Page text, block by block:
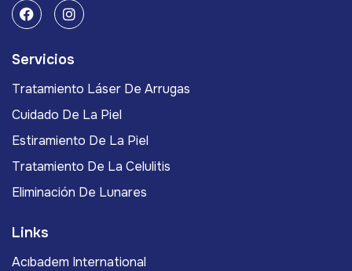
Servicios
Tratamiento Láser De Arrugas
Cuidado De La Piel
Estiramiento De La Piel
Tratamiento De La Celulitis
Eliminación De Lunares
Links
Acıbadem International